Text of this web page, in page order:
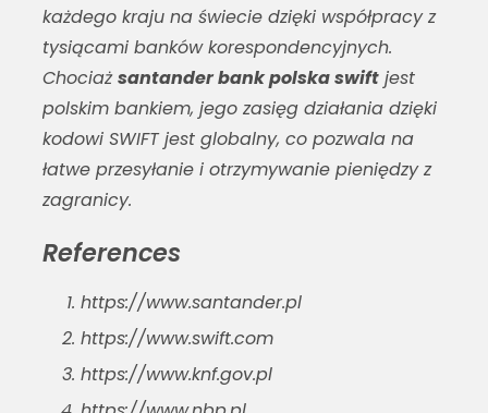
każdego kraju na świecie dzięki współpracy z
tysiącami banków korespondencyjnych.
Chociażsantander bank polska swiftjest
polskim bankiem, jego zasięg działania dzięki
kodowi SWIFT jest globalny, co pozwala na
łatwe przesyłanie i otrzymywanie pieniędzy z
zagranicy.
References
https://www.santander.pl
https://www.swift.com
https://www.knf.gov.pl